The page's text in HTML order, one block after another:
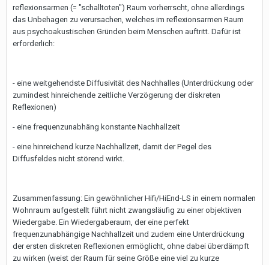
reflexionsarmen (= "schalltoten") Raum vorherrscht, ohne allerdings
das Unbehagen zu verursachen, welches im reflexionsarmen Raum
aus psychoakustischen Gründen beim Menschen auftritt. Dafür ist
erforderlich:
- eine weitgehendste Diffusivität des Nachhalles (Unterdrückung oder
zumindest hinreichende zeitliche Verzögerung der diskreten
Reflexionen)
- eine frequenzunabhäng konstante Nachhallzeit
- eine hinreichend kurze Nachhallzeit, damit der Pegel des
Diffusfeldes nicht störend wirkt.
Zusammenfassung: Ein gewöhnlicher Hifi/HiEnd-LS in einem normalen
Wohnraum aufgestellt führt nicht zwangsläufig zu einer objektiven
Wiedergabe. Ein Wiedergaberaum, der eine perfekt
frequenzunabhängige Nachhallzeit und zudem eine Unterdrückung
der ersten diskreten Reflexionen ermöglicht, ohne dabei überdämpft
zu wirken (weist der Raum für seine Größe eine viel zu kurze